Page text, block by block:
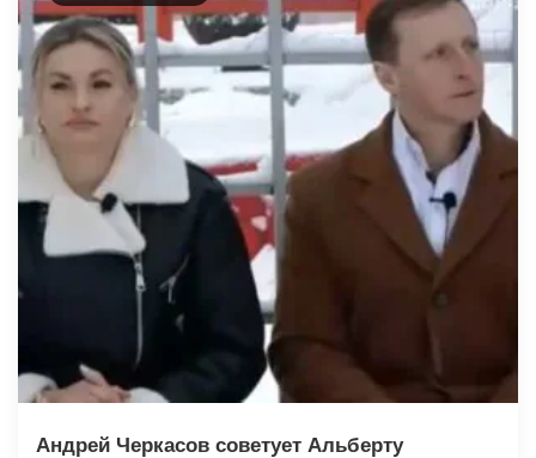
Андрей Черкасов советует Альберту